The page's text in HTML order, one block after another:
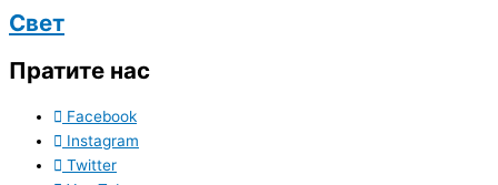
Свет
Пратите нас
Facebook
Instagram
Twitter